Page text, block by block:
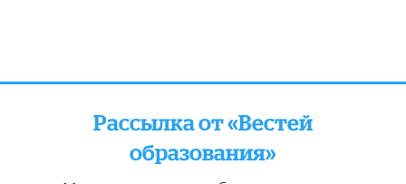
Рассылка от «Вестей
образования»